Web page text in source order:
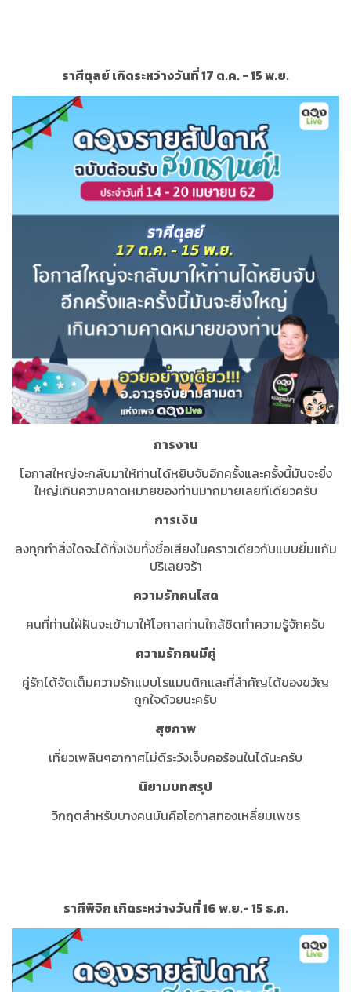
ราศีตุลย์ เกิดระหว่างวันที่ 17 ต.ค. - 15 พ.ย.
การงาน
โอกาสใหญ่จะกลับมาให้ท่านได้หยิบจับอีกครั้งและครั้งนี้มันจะยิ่ง
ใหญ่เกินความคาดหมายของท่านมากมายเลยทีเดียวครับ
การเงิน
ลงทุกทำสิ่งใดจะได้ทั้งเงินทั้งชื่อเสียงในคราวเดียวกับแบบยิ้มแก้ม
ปริเลยจร้า
ความรักคนโสด
คนที่ท่านใฝ่ฝันจะเข้ามาให้โอกาสท่านใกล้ชิดทำความรู้จักครับ
ความรักคนมีคู่
คู่รักได้จัดเต็มความรักแบบโรแมนติกและที่สำคัญได้ของขวัญ
ถูกใจด้วยนะครับ
สุขภาพ
เที่ยวเพลินๆอากาศไม่ดีระวังเจ็บคอร้อนในได้นะครับ
นิยามบทสรุป
วิกฤตสำหรับบางคนมันคือโอกาสทองเหลี่ยมเพชร
ราศีพิจิก เกิดระหว่างวันที่ 16 พ.ย.- 15 ธ.ค.